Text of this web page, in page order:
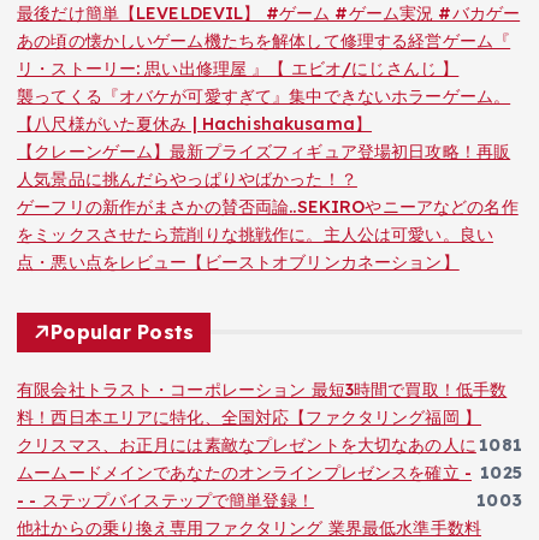
ー
ジ
送
り
最後だけ簡単【LEVELDEVIL】 #ゲーム #ゲーム実況 #バカゲー
あの頃の懐かしいゲーム機たちを解体して修理する経営ゲーム『
リ・ストーリー: 思い出修理屋 』【 エビオ/にじさんじ 】
襲ってくる『オバケが可愛すぎて』集中できないホラーゲーム。
【八尺様がいた夏休み | Hachishakusama】
【クレーンゲーム】最新プライズフィギュア登場初日攻略！再販
人気景品に挑んだらやっぱりやばかった！？
ゲーフリの新作がまさかの賛否両論..SEKIROやニーアなどの名作
をミックスさせたら荒削りな挑戦作に。主人公は可愛い。良い
点・悪い点をレビュー【ビーストオブリンカネーション】
Popular Posts
有限会社トラスト・コーポレーション 最短3時間で買取！低手数
料！西日本エリアに特化、全国対応【ファクタリング福岡 】
1081
クリスマス、お正月には素敵なプレゼントを大切なあの人に
1025
ムームードメインであなたのオンラインプレゼンスを確立 -
- - ステップバイステップで簡単登録！
1003
他社からの乗り換え専用ファクタリング 業界最低水準手数料